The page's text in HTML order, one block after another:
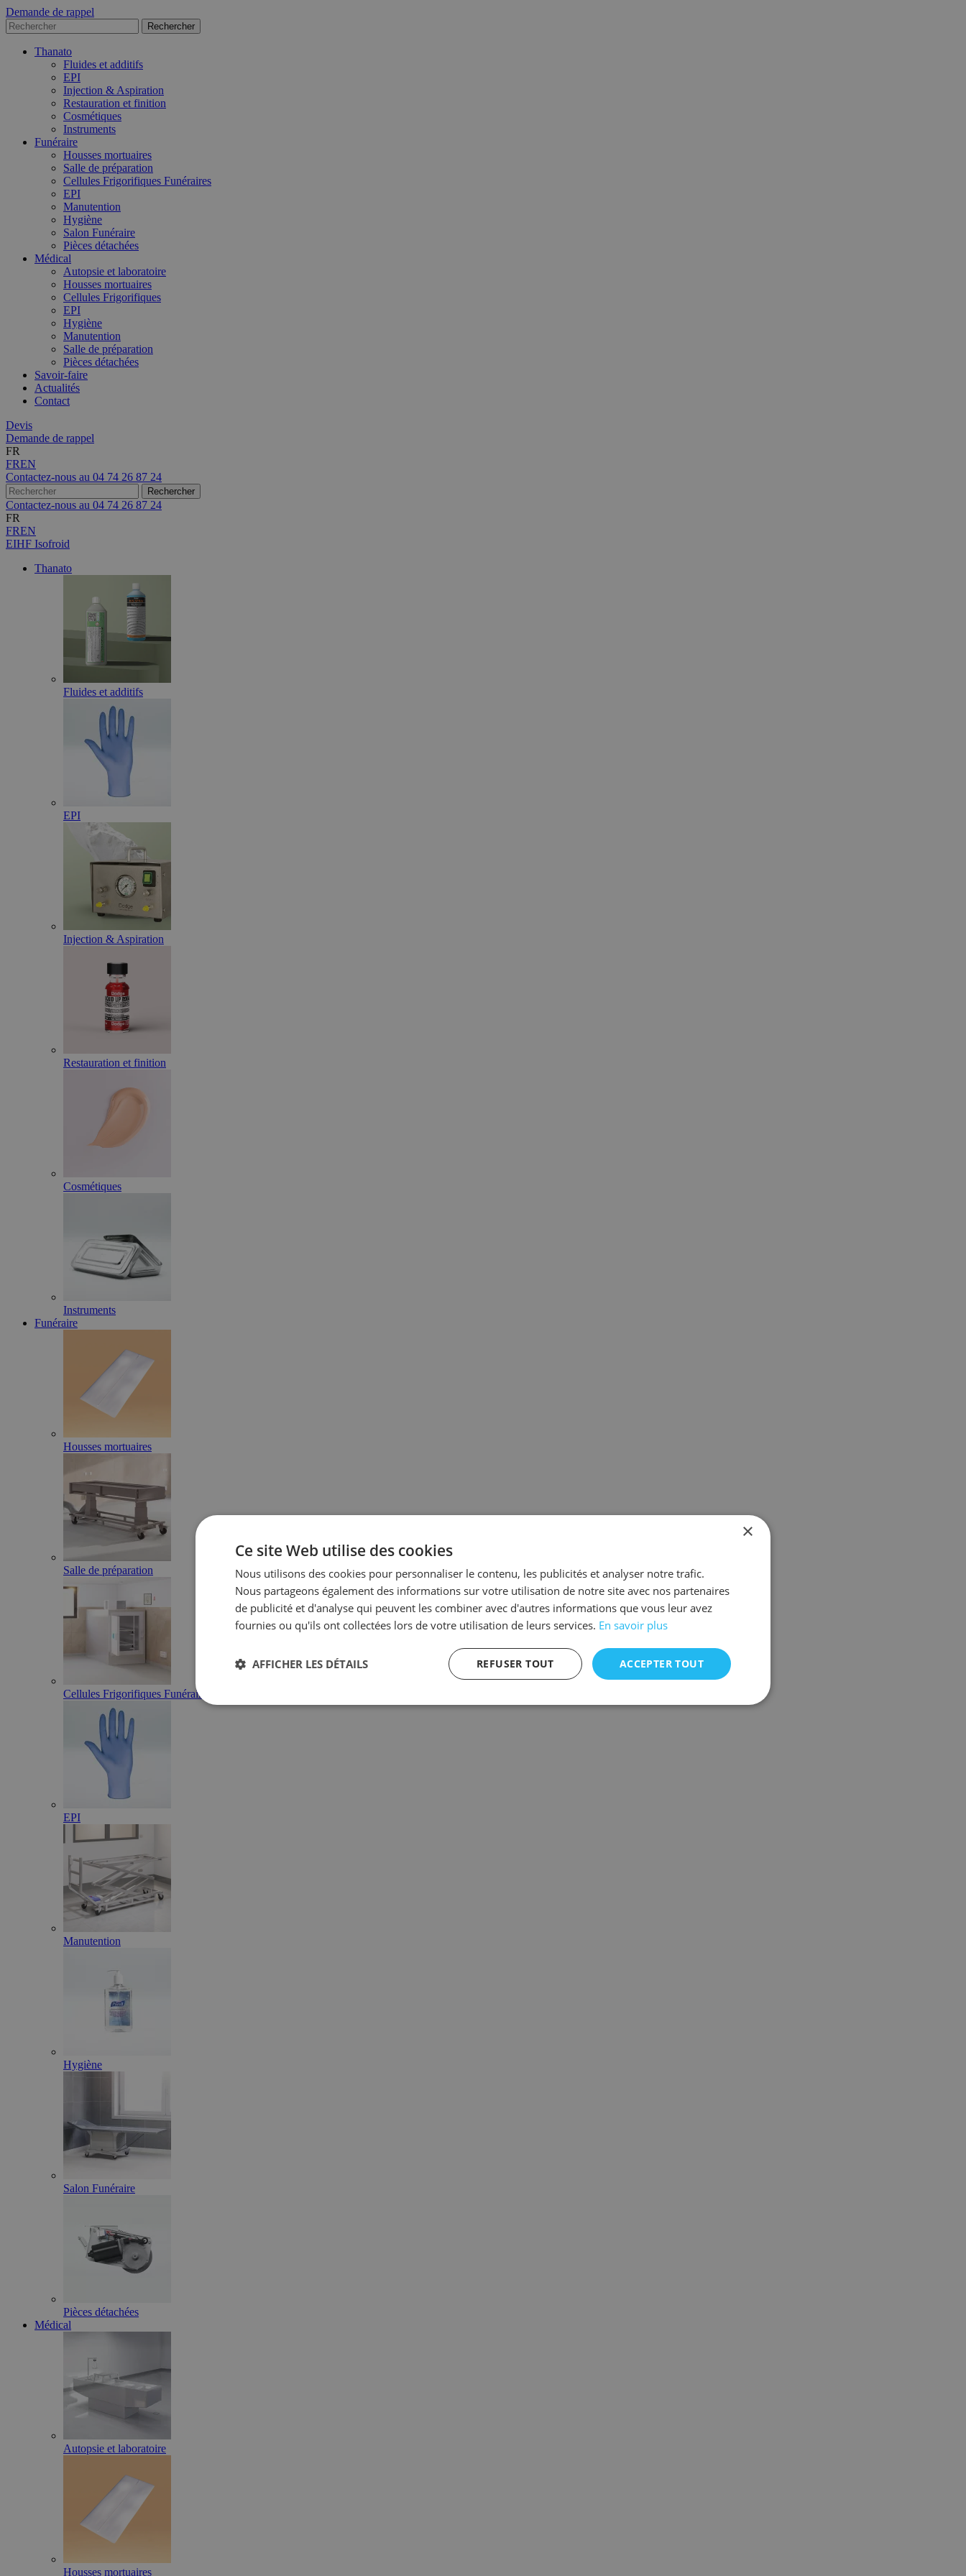
Demande de rappel
Thanato
Fluides et additifs
EPI
Injection & Aspiration
Restauration et finition
Cosmétiques
Instruments
Funéraire
Housses mortuaires
Salle de préparation
Cellules Frigorifiques Funéraires
EPI
Manutention
Hygiène
Salon Funéraire
Pièces détachées
Médical
Autopsie et laboratoire
Housses mortuaires
Cellules Frigorifiques
EPI
Hygiène
Manutention
Salle de préparation
Pièces détachées
Savoir-faire
Actualités
Contact
Devis
Demande de rappel
FR
FREN
Contactez-nous au 04 74 26 87 24
Contactez-nous au 04 74 26 87 24
FR
FREN
EIHF Isofroid
Thanato
Fluides et additifs
EPI
Injection & Aspiration
Restauration et finition
Cosmétiques
Instruments
Funéraire
Housses mortuaires
Salle de préparation
Cellules Frigorifiques Funéraires
EPI
Manutention
Hygiène
Salon Funéraire
Pièces détachées
Médical
Autopsie et laboratoire
Housses mortuaires
×
Ce site Web utilise des cookies
Nous utilisons des cookies pour personnaliser le contenu, les publicités et analyser notre trafic.
Nous partageons également des informations sur votre utilisation de notre site avec nos partenaires
de publicité et d'analyse qui peuvent les combiner avec d'autres informations que vous leur avez
fournies ou qu'ils ont collectées lors de votre utilisation de leurs services. En savoir plus
ACCEPTER TOUT
REFUSER TOUT
AFFICHER LES DÉTAILS